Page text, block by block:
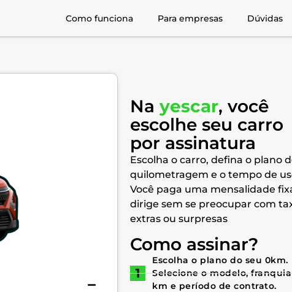
Como funciona Para empresas Dúvidas
Na yescar, você
escolhe seu carro
por assinatura
Escolha o carro, defina o plano
quilometragem e o tempo de
Você paga uma mensalidade
dirige sem se preocupar com
extras ou surpresas
Como assinar?
Escolha o plano do seu 0km.
Selecione o modelo,
km e período de contrato.